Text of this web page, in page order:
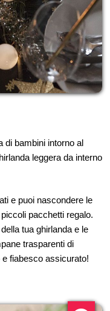
di bambini intorno al
leggera da interno
e puoi nascondere le
pacchetti regalo.
tua ghirlanda e le
trasparenti di
fiabesco assicurato!